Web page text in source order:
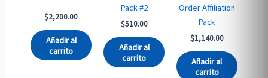
$2,200.00
Añadir al
carrito
Pack #2
$510.00
Añadir al
carrito
Order Affiliation
Pack
$1,140.00
Añadir al
carrito